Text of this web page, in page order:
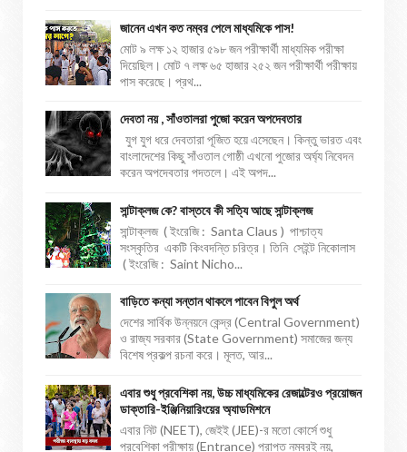
জানেন এখন কত নম্বর পেলে মাধ্যমিকে পাস!
মোট ৯ লক্ষ ১২ হাজার ৫৯৮ জন পরীক্ষার্থী মাধ্যমিক পরীক্ষা
দিয়েছিল। মোট ৭ লক্ষ ৬৫ হাজার ২৫২ জন পরীক্ষার্থী পরীক্ষায়
পাস করেছে। প্রথ...
দেবতা নয় , সাঁওতালরা পুজো করেন অপদেবতার
যুগ যুগ ধরে দেবতারা পূজিত হয়ে এসেছেন। কিন্তু ভারত এবং
বাংলাদেশের কিছু সাঁওতাল গোষ্ঠী এখনো পুজোর অর্ঘ্য নিবেদন
করেন অপদেবতার পদতলে। এই অপদ...
সান্টাক্লজ কে? বাস্তবে কী সত্যি আছে সান্টাক্লজ
সান্টাক্লজ ( ইংরেজি : Santa Claus ) পাশ্চাত্য
সংস্কৃতির একটি কিংবদন্তি চরিত্র। তিনি সেইন্ট নিকোলাস
( ইংরেজি : Saint Nicho...
বাড়িতে কন্যা সন্তান থাকলে পাবেন বিপুল অর্থ
দেশের সার্বিক উন্নয়নে কেন্দ্র (Central Government)
ও রাজ্য সরকার (State Government) সমাজের জন্য
বিশেষ প্রকল্প রচনা করে। মূলত, আর...
এবার শুধু প্রবেশিকা নয়, উচ্চ মাধ্যমিকের রেজাল্টেরও প্রয়োজন
ডাক্তারি-ইঞ্জিনিয়ারিংয়ের অ্যাডমিশনে
এবার নিট (NEET), জেইই (JEE)-র মতো কোর্সে শুধু
প্রবেশিকা পরীক্ষায় (Entrance) প্রাপ্ত নম্বরই নয়,